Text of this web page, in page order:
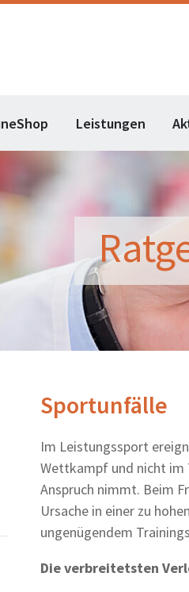
Leistungen
Sportunfälle
Im Leistungssport
Wettkampf und nicht im
Anspruch nimmt. Beim
Ursache in einer zu
ungenügendem
Die verbreitetsten